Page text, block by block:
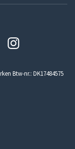
Btw-nr.: DK17484575